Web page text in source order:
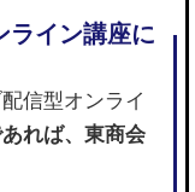
信型オンライ
れば、東商会